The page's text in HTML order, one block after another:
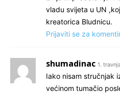
vladu svijeta u UN
kreatorica Bludnicu.
Prijaviti se za
shumadinac 1.
Iako nisam stručnjak
većinom tumačio